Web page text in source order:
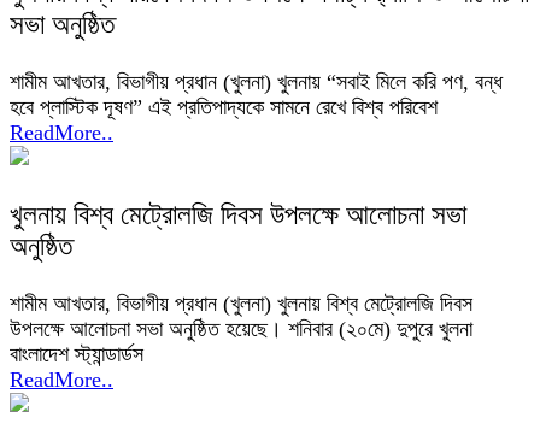
সভা অনুষ্ঠিত
শামীম আখতার, বিভাগীয় প্রধান (খুলনা) খুলনায় “সবাই মিলে করি পণ, বন্ধ
হবে প্লাস্টিক দূষণ” এই প্রতিপাদ্যকে সামনে রেখে বিশ্ব পরিবেশ
ReadMore..
খুলনায় বিশ্ব মেট্রোলজি দিবস উপলক্ষে আলোচনা সভা
অনুষ্ঠিত
শামীম আখতার, বিভাগীয় প্রধান (খুলনা) খুলনায় বিশ্ব মেট্রোলজি দিবস
উপলক্ষে আলোচনা সভা অনুষ্ঠিত হয়েছে। শনিবার (২০মে) দুপুরে খুলনা
বাংলাদেশ স্ট্যান্ডার্ডস
ReadMore..